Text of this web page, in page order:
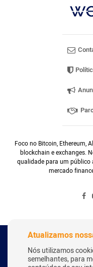
Foco no Bitcoin, Ethereum,
blockchain e exchanges.
qualidade para um público
mercado
Copyright
Atualizamos
Nós utilizamos
semelhantes, para